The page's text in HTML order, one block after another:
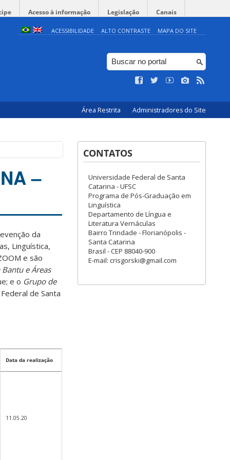
Acesso à informação Legislação Canais
ACESSIBILIDADE ALTO CONTRASTE MAPA DO SITE
Área Restrita Administradores do Site
–
da
Linguística,
e são
e Áreas
e o Grupo de
de Santa
Data da realização
11.05.20
CONTATOS
Universidade Federal de Santa
Catarina - UFSC
Programa de Pós-Graduação em
Linguística
Departamento de Língua e
Literatura Vernáculas
Bairro Trindade - Florianópolis -
Santa Catarina
Brasil - CEP 88040-900
E-mail: crisgorski@gmail.com